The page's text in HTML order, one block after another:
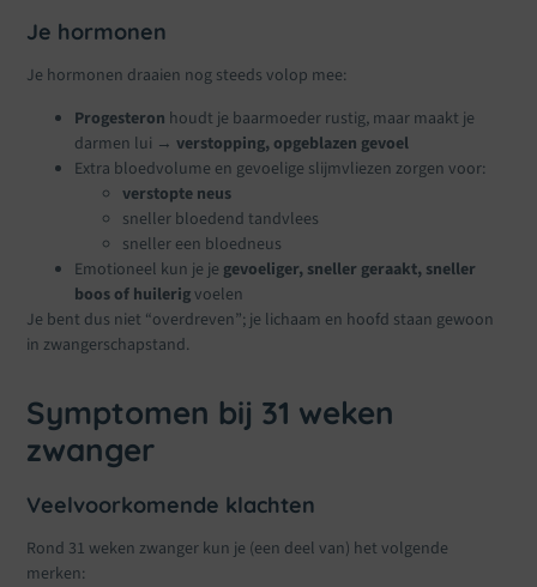
Je hormonen
Je hormonen draaien nog steeds volop mee:
Progesteron houdt je baarmoeder rustig, maar maakt je
darmen lui →verstopping, opgeblazen gevoel
Extra bloedvolume en gevoelige slijmvliezen zorgen voor:
verstopte neus
sneller bloedend tandvlees
sneller een bloedneus
Emotioneel kun je je gevoeliger, sneller geraakt, sneller
boos of huilerigvoelen
Je bent dus niet “overdreven”; je lichaam en hoofd staan gewoon
in zwangerschapstand.
Symptomen bij 31 weken
zwanger
Veelvoorkomende klachten
Rond 31 weken zwanger kun je (een deel van) het volgende
merken: